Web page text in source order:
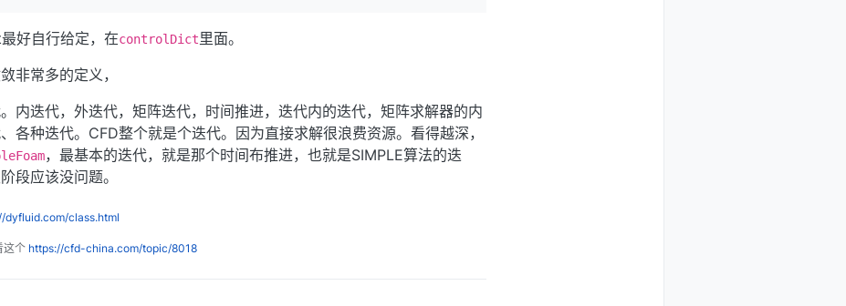
好自行给定，在controlDict里面。
非常多的定义，
内迭代，外迭代，矩阵迭代，时间推进，迭代内的迭代，矩阵求解器的内
各种迭代。CFD整个就是个迭代。因为直接求解很浪费资源。看得越深，
，最基本的迭代，就是那个时间布推进，也就是SIMPLE算法的迭
段应该没问题。
dyfluid.com/class.html
这个 https://cfd-china.com/topic/8018